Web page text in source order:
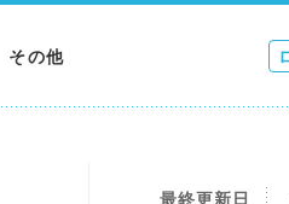
その他
最終更新日